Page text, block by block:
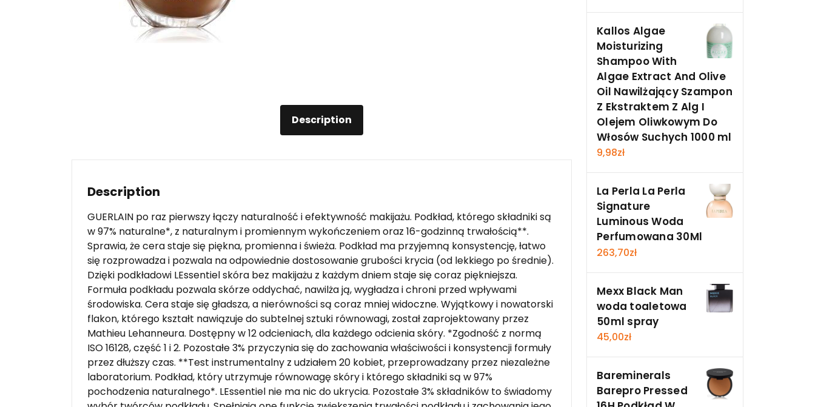
Description
Description
GUERLAIN po raz pierwszy łączy naturalność i efektywność makijażu. Podkład, którego składniki są
w 97% naturalne*, z naturalnym i promiennym wykończeniem oraz 16-godzinną trwałością**.
Sprawia, że cera staje się piękna, promienna i świeża. Podkład ma przyjemną konsystencję, łatwo
się rozprowadza i pozwala na odpowiednie dostosowanie grubości krycia (od lekkiego po średnie).
Dzięki podkładowi LEssentiel skóra bez makijażu z każdym dniem staje się coraz piękniejsza.
Formuła podkładu pozwala skórze oddychać, nawilża ją, wygładza i chroni przed wpływami
środowiska. Cera staje się gładsza, a nierówności są coraz mniej widoczne. Wyjątkowy i nowatorski
flakon, którego kształt nawiązuje do subtelnej sztuki równowagi, został zaprojektowany przez
Mathieu Lehanneura. Dostępny w 12 odcieniach, dla każdego odcienia skóry. *Zgodność z normą
ISO 16128, część 1 i 2. Pozostałe 3% przyczynia się do zachowania właściwości i konsystencji formuły
przez dłuższy czas. **Test instrumentalny z udziałem 20 kobiet, przeprowadzany przez niezależne
laboratorium. Podkład, który utrzymuje równowagę skóry i którego składniki są w 97%
pochodzenia naturalnego*. LEssentiel nie ma nic do ukrycia. Pozostałe 3% składników to świadomy
Kallos Algae
Moisturizing
Shampoo With
Algae Extract And Olive
Oil Nawilżający Szampon
Z Ekstraktem Z Alg I
Olejem Oliwkowym Do
Włosów Suchych 1000 ml
9,98zł
La Perla La Perla
Signature
Luminous Woda
Perfumowana 30Ml
263,70zł
Mexx Black Man
woda toaletowa
50ml spray
45,00zł
Bareminerals
Barepro Pressed